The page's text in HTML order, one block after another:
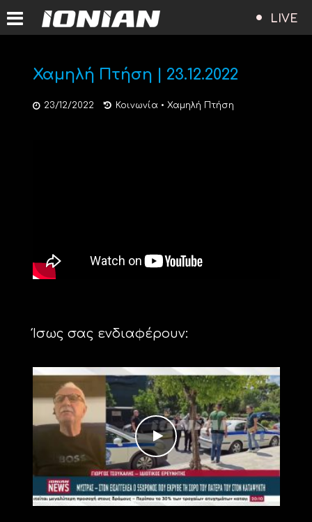
LIVE
Χαμηλή Πτήση | 23.12.2022
23/12/2022 Κοινωνία • Χαμηλή Πτήση
Ίσως σας ενδιαφέρουν: